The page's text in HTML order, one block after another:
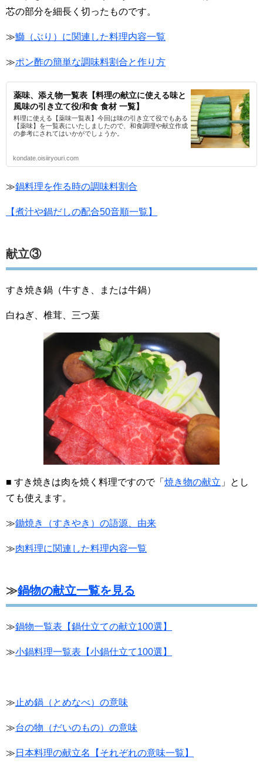
芯の部分を細長く切ったものです。
≫鰤（ぶり）に関連した料理内容一覧
≫ポン酢の簡単な調味料割合と作り方
薬味、添え物一覧表【料理の献立に使える味と
風味の引き立て役/和食 食材 一覧】
料理に使える【薬味一覧表】今回は味の引き立て役でもある
【薬味】を一覧表にいたしましたので、和食調理や献立作成
の参考にされてはいかがでしょうか。
kondate.oisiiryouri.com
≫鍋料理を作る時の調味料割合
【煮汁や鍋だしの配合50音順一覧】
献立③
すき焼き鍋（牛すき、または牛鍋）
白ねぎ、椎茸、三つ葉
■ すき焼きは肉を焼く料理ですので「 焼き物の献立 」とし
ても使えます。
≫鋤焼き（すきやき）の語源、由来
≫肉料理に関連した料理内容一覧
≫鍋物の献立一覧を見る
≫鍋物一覧表【鍋仕立ての献立100選】
≫小鍋料理一覧表【小鍋仕立て100選】
≫ 止め鍋（とめなべ）の意味
≫台の物（だいのもの）の意味
≫ 日本料理の献立名【それぞれの意味一覧】